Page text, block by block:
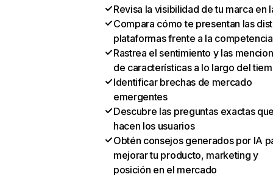
Revisa la visibilidad de tu marca en
Compara cómo te presentan las
plataformas frente a la competencia
Rastrea el sentimiento y las
de características a lo largo del
Identificar brechas de mercado
emergentes
Descubre las preguntas exactas
hacen los usuarios
Obtén consejos generados por IA
mejorar tu producto, marketing y
posición en el mercado